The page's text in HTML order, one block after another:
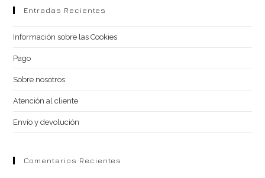
webEntradas Recientes
Información sobre las Cookies
Pago
Sobre nosotros
Atención al cliente
Envío y devolución
Comentarios Recientes